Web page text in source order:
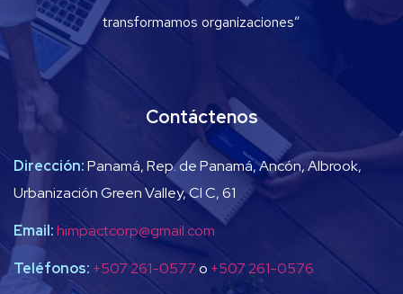
transformamos organizaciones”
Contáctenos
Dirección:Panamá, Rep. de Panamá, Ancón, Albrook,
Urbanización Green Valley, Cl C, 61
Email:himpactcorp@gmail.com
Teléfonos: +507 261-0577o +507 261-0576